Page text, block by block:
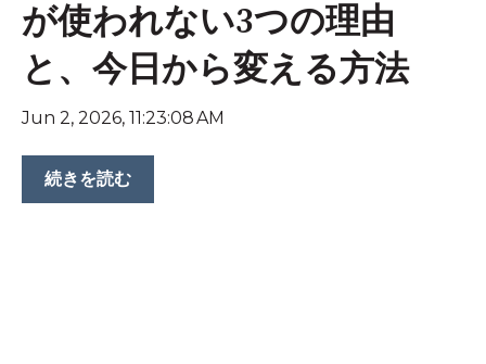
が使われない3つの理由
と、今日から変える方法
Jun 2, 2026, 11:23:08 AM
続きを読む